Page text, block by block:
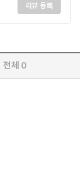
리뷰 등록
전체 0